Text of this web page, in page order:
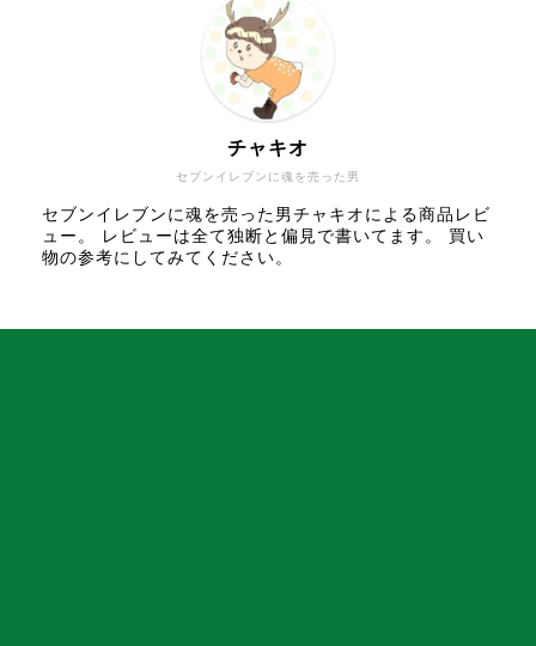
セブンイレブンに魂を売った男
チャキオ
セブンイレブンに魂を売った男チャキオによる商品レビ
ュー。 レビューは全て独断と偏見で書いてます。 買い
物の参考にしてみてください。